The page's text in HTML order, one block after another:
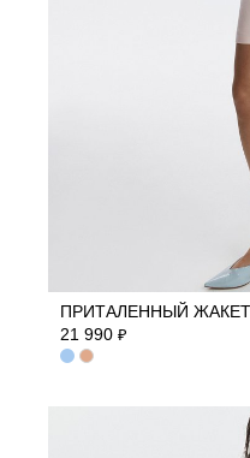
ПРИТАЛЕННЫЙ
21 990 ₽